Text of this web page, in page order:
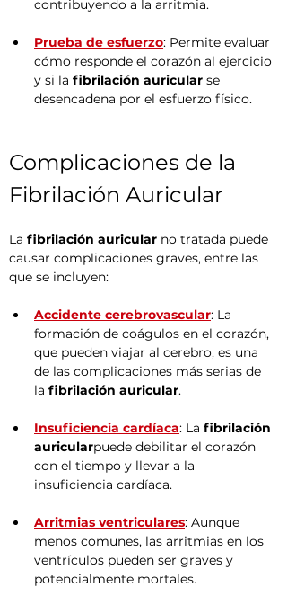
contribuyendo a la arritmia.
Prueba de esfuerzo: Permite evaluar
cómo responde el corazón al ejercicio
y si la fibrilación auricular se
desencadena por el esfuerzo físico.
Complicaciones de la
Fibrilación Auricular
La fibrilación auricular no tratada puede
causar complicaciones graves, entre las
que se incluyen:
Accidente cerebrovascular: La
formación de coágulos en el corazón,
que pueden viajar al cerebro, es una
de las complicaciones más serias de
la fibrilación auricular.
Insuficiencia cardíaca: La fibrilación
auricularpuede debilitar el corazón
con el tiempo y llevar a la
insuficiencia cardíaca.
Arritmias ventriculares: Aunque
menos comunes, las arritmias en los
ventrículos pueden ser graves y
potencialmente mortales.